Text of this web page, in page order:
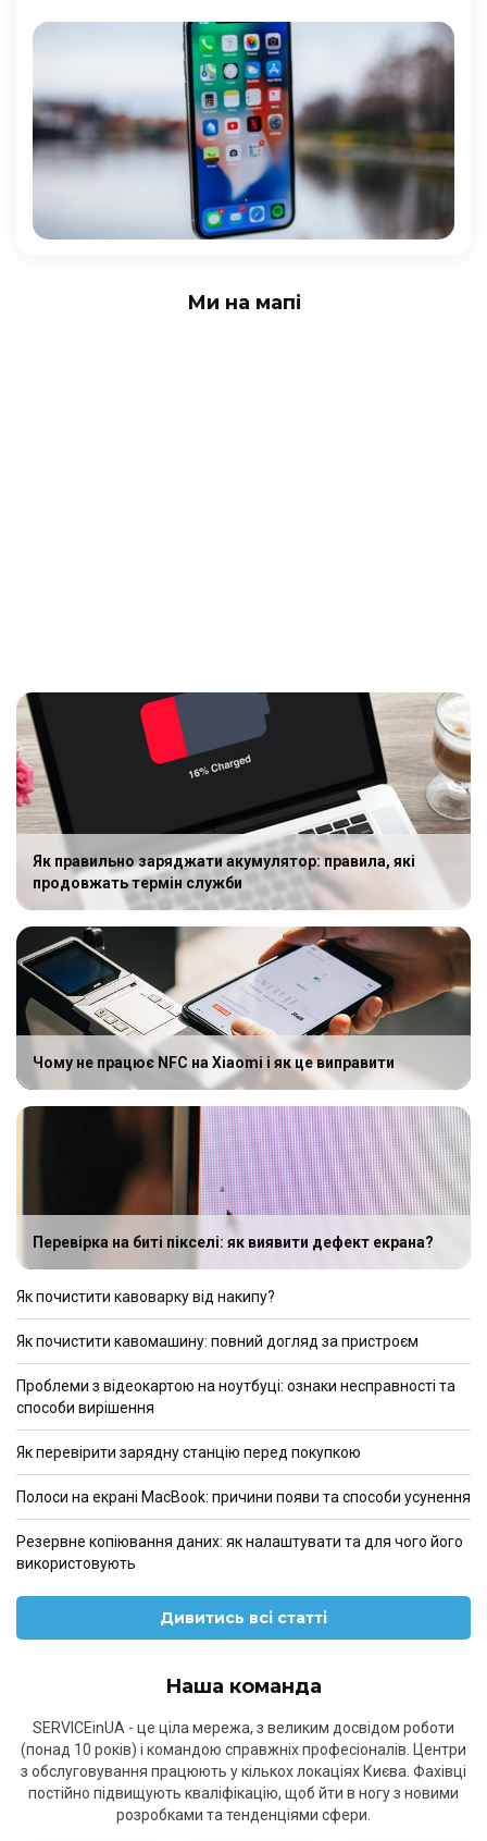
Ми на мапі
Як правильно заряджати акумулятор: правила, які
продовжать термін служби
Чому не працює NFC на Xiaomi і як це виправити
Перевірка на биті пікселі: як виявити дефект екрана?
Як почистити кавоварку від накипу?
Як почистити кавомашину: повний догляд за пристроєм
Проблеми з відеокартою на ноутбуці: ознаки несправності та
способи вирішення
Як перевірити зарядну станцію перед покупкою
Полоси на екрані MacBook: причини появи та способи усунення
Резервне копіювання даних: як налаштувати та для чого його
використовують
Дивитись всі статті
Наша команда
SERVICEinUA - це ціла мережа, з великим досвідом роботи
(понад 10 років) і командою справжніх професіоналів. Центри
з обслуговування працюють у кількох локаціях Києва. Фахівці
постійно підвищують кваліфікацію, щоб йти в ногу з новими
розробками та тенденціями сфери.